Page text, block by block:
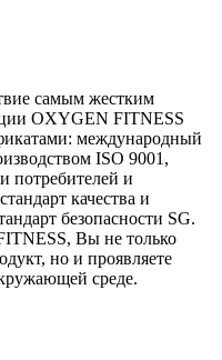
самым жестким
OXYGEN FITNESS
международный
ISO 9001,
потребителей и
качества и
безопасности SG.
Вы не только
но и проявляете
среде.